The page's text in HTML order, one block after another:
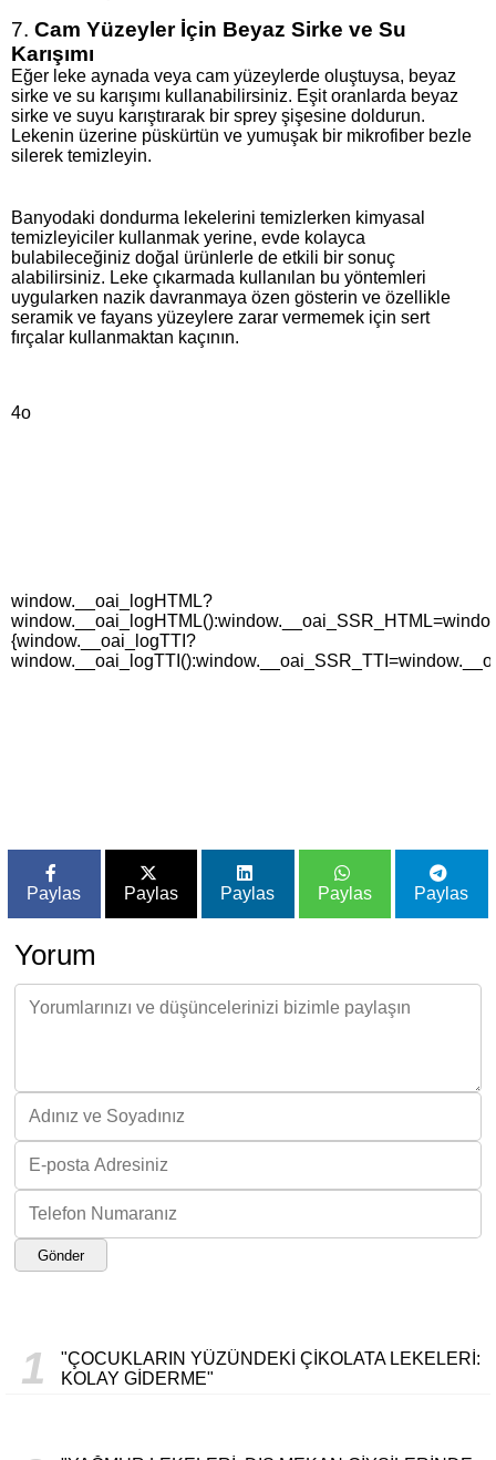
7. Cam Yüzeyler İçin Beyaz Sirke ve Su
Karışımı
Eğer leke aynada veya cam yüzeylerde oluştuysa, beyaz
sirke ve su karışımı kullanabilirsiniz. Eşit oranlarda beyaz
sirke ve suyu karıştırarak bir sprey şişesine doldurun.
Lekenin üzerine püskürtün ve yumuşak bir mikrofiber bezle
silerek temizleyin.
Banyodaki dondurma lekelerini temizlerken kimyasal
temizleyiciler kullanmak yerine, evde kolayca
bulabileceğiniz doğal ürünlerle de etkili bir sonuç
alabilirsiniz. Leke çıkarmada kullanılan bu yöntemleri
uygularken nazik davranmaya özen gösterin ve özellikle
seramik ve fayans yüzeylere zarar vermemek için sert
fırçalar kullanmaktan kaçının.
4o
window.__oai_logHTML?
{window.__oai_logTTI?
Paylas Paylas Paylas Paylas Paylas
Yorum
Gönder
1
"ÇOCUKLARIN YÜZÜNDEKI ÇIKOLATA LEKELERI:
KOLAY GIDERME"